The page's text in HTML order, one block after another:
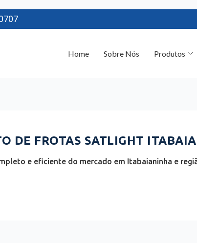
DE FROTAS SATLIGHT
e eficiente do mercado em Itabaianinha e